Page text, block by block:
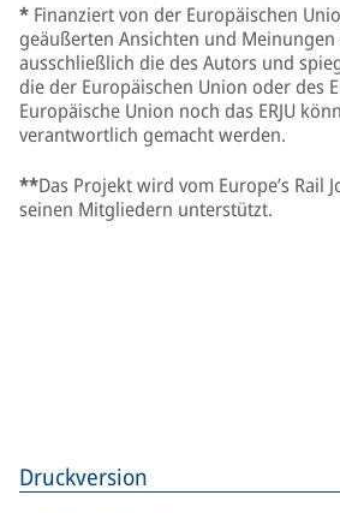
* Finanziert von der Europäischen
geäußerten Ansichten und
ausschließlich die des Autors und
die der Europäischen Union oder des
Europäische Union noch das ERJU
verantwortlich gemacht werden.
**Das Projekt wird vom Europe’s Rail
seinen Mitgliedern unterstützt.
Druckversion